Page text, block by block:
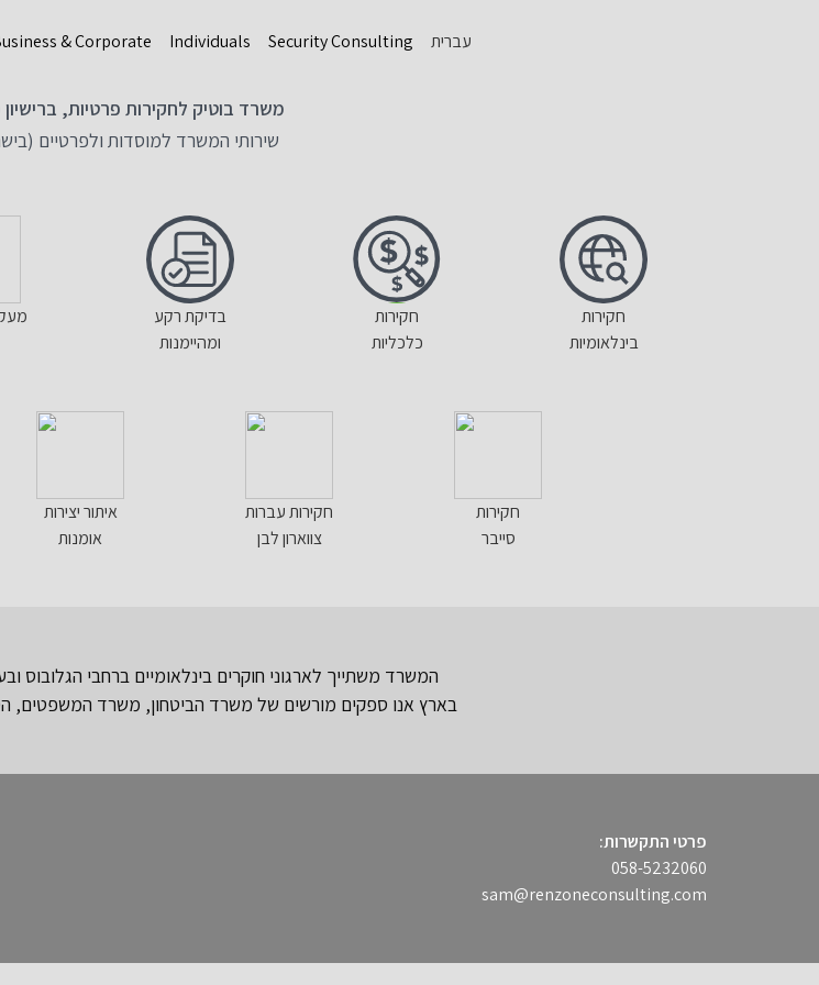
& Corporate Individuals Security Consulting עברית
משרד בוטיק לחקירות פרטיות,
שירותי המשרד למוסדות ולפרטיים
בדיקת רקע
ומהיימנות
חקירות
כלכליות
חקירות
בינלאומיות
איתור יצירות
אומנות
חקירות עברות
צווארון לבן
חקירות
סייבר
המשרד משתייך לארגוני חוקרים בינלאומיים ברחבי הגלובוס
בארץ אנו ספקים מורשים של משרד הביטחון, משרד המשפטים,
פרטי התקשרות:
058-5232060
sam@renzoneconsulting.com